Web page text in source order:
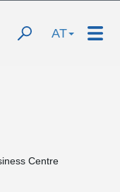
AT
Centre